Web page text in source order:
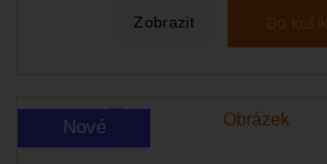
Zobrazit Do
Nové